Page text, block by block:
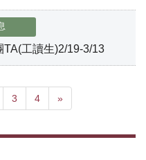
工讀生)2/19-3/13
3 4 »